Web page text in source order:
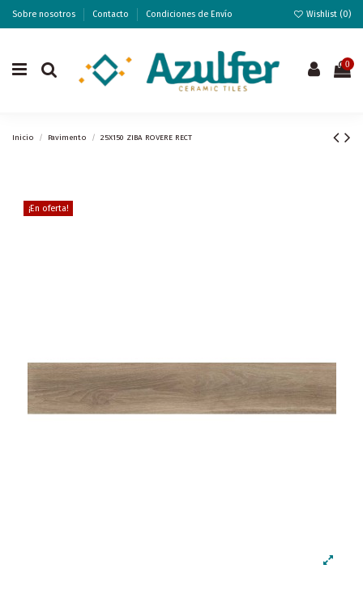
Sobre nosotros Contacto Condiciones de Envío Wishlist (0)
0
Inicio Pavimento 25X150 ZIBA ROVERE RECT
¡En oferta!